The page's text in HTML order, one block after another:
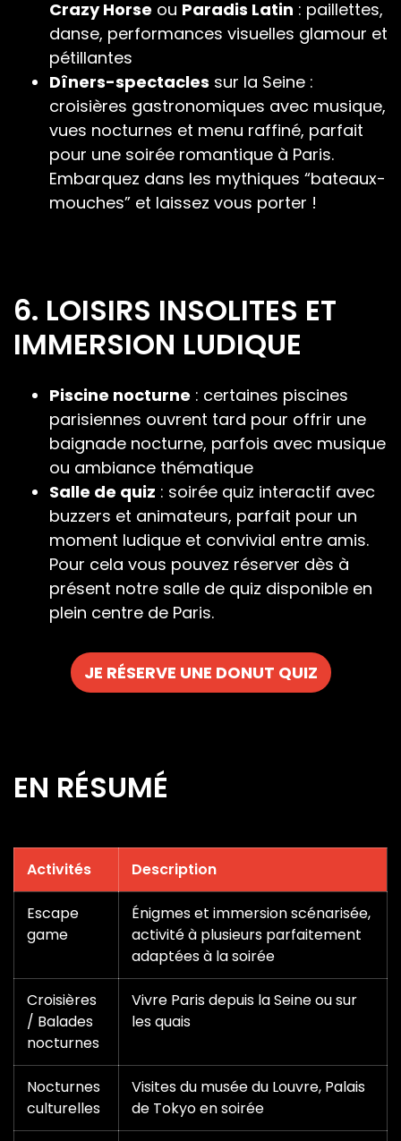
Crazy Horse ou Paradis Latin : paillettes,
danse, performances visuelles glamour et
pétillantes
Dîners-spectacles sur la Seine :
croisières gastronomiques avec musique,
vues nocturnes et menu raffiné, parfait
pour une soirée romantique à Paris.
Embarquez dans les mythiques “bateaux-
mouches” et laissez vous porter !
6. LOISIRS INSOLITES ET
IMMERSION LUDIQUE
Piscine nocturne : certaines piscines
parisiennes ouvrent tard pour offrir une
baignade nocturne, parfois avec musique
ou ambiance thématique
Salle de quiz : soirée quiz interactif avec
buzzers et animateurs, parfait pour un
moment ludique et convivial entre amis.
Pour cela vous pouvez réserver dès à
présent notre salle de quiz disponible en
plein centre de Paris.
JE RÉSERVE UNE DONUT QUIZ
EN RÉSUMÉ
Activités Description
Escape
game
Énigmes et immersion scénarisée,
activité à plusieurs parfaitement
adaptées à la soirée
Croisières
/ Balades
nocturnes
Vivre Paris depuis la Seine ou sur
les quais
Nocturnes
culturelles
Visites du musée du Louvre, Palais
de Tokyo en soirée